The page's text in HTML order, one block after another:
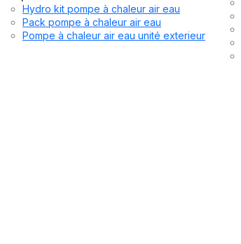
Hydro kit pompe à chaleur air eau
Pack pompe à chaleur air eau
Pompe à chaleur air eau unité exterieur